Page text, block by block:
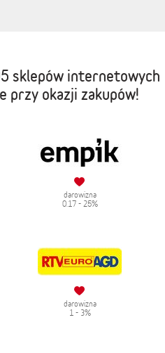
sklepów internetowych
przy okazji zakupów!
darowizna
0.17 - 25%
darowizna
1 - 3%